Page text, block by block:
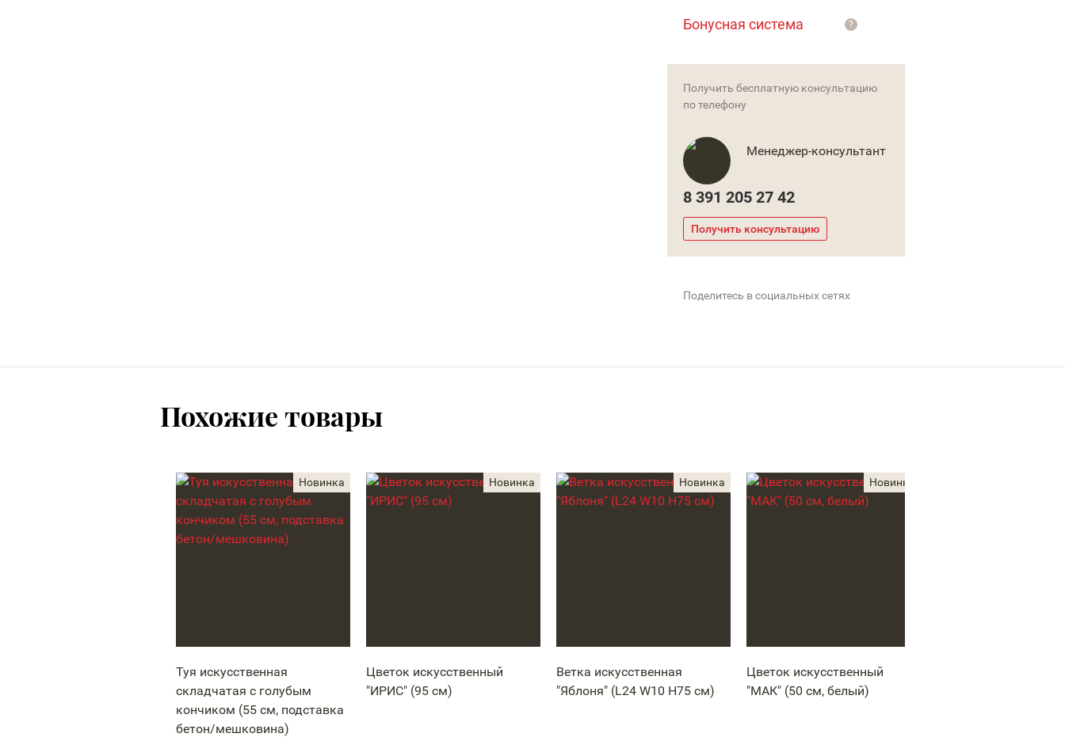
Бонусная система ?
Получить бесплатную консультацию
по телефону
Менеджер-консультант
8 391 205 27 42
Получить консультацию
Поделитесь в социальных сетях
Похожие товары
Туя искусственная
складчатая с голубым
кончиком (55 см, подставка
бетон/мешковина)
Цветок искусственный
"ИРИС" (95 см)
Ветка искусственная
"Яблоня" (L24 W10 H75 см)
Цветок искусственный
"МАК" (50 см, белый)